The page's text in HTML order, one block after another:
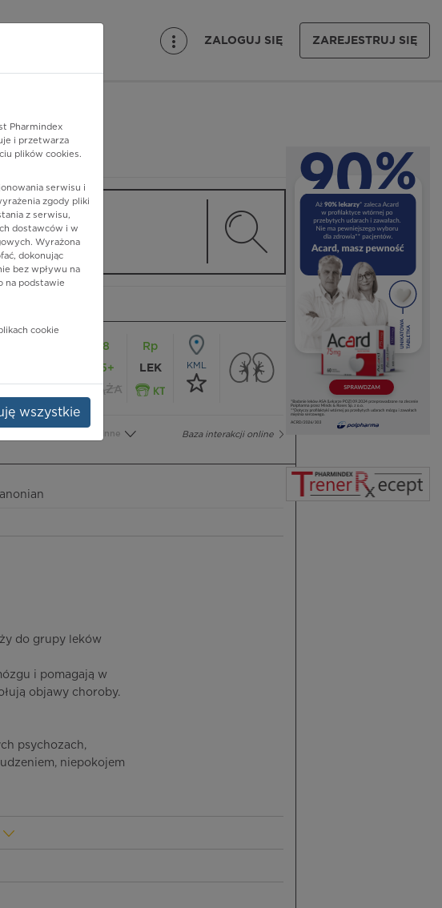
ZALOGUJ SIĘ ZAREJESTRUJ SIĘ
18
65+
CIĄŻA
Rp
LEK
KML
Baza interakcji online
Inne
do grupy leków
i pomagają w
objawy choroby.
psychozach,
niepokojem
Pharmindex
i przetwarza
plików cookies.
serwisu i
zgody pliki
z serwisu,
dostawców i w
Wyrażona
dokonując
bez wpływu na
na podstawie
cookie
wszystkie